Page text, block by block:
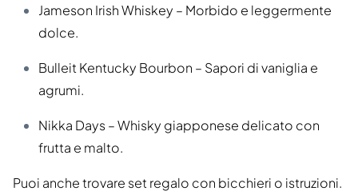
Jameson Irish Whiskey – Morbido e leggermente
dolce.
Bulleit Kentucky Bourbon – Sapori di vaniglia e
agrumi.
Nikka Days – Whisky giapponese delicato con
frutta e malto.
Puoi anche trovare set regalo con bicchieri o istruzioni.